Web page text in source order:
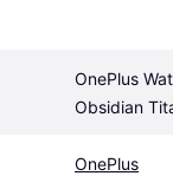
OnePlus
Obsidian
OnePlus